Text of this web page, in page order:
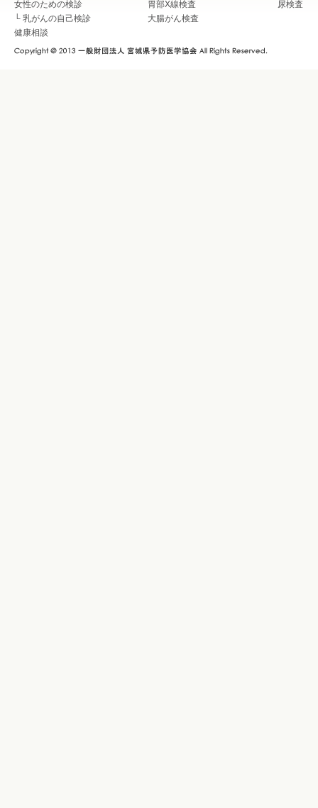
女性のための検診
└ 乳がんの自己検診
健康相談
胃部X線検査
尿検査
大腸がん検査